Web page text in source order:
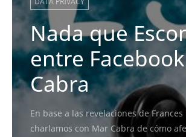
Nada que
entre
Cabra
En base a las revelaciones de
charlamos con Mar Cabra de cómo